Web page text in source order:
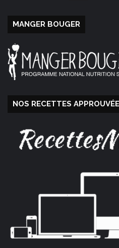
MANGER BOUGER
NOS RECETTES